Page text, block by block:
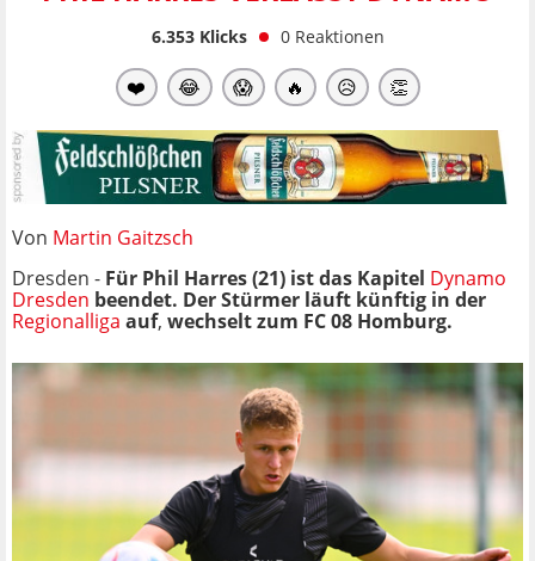
6.353Klicks 0 Reaktionen
❤️ 😂 😱 🔥 😥 👏
Von Martin Gaitzsch
Dresden - Für Phil Harres (21) ist das Kapitel Dynamo
Dresden beendet. Der Stürmer läuft künftig in der
Regionalliga auf, wechselt zum FC 08 Homburg.